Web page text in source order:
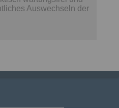
Auswechseln der